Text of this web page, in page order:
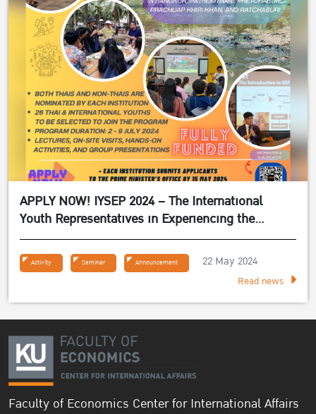
APPLY NOW! IYSEP 2024 – The International
Youth Representatives in Experiencing the
Sufficiency Economy Philosophy 2024
Activity Seminar Announcement 22 May 2024
Read news
Faculty of Economics Center for International Affairs